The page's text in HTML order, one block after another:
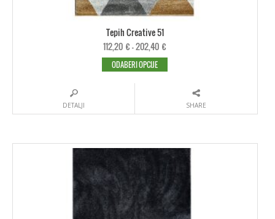
Tepih Creative 51
112,20 €–202,40 €
ODABERI OPCIJE
DETALJI SHARE